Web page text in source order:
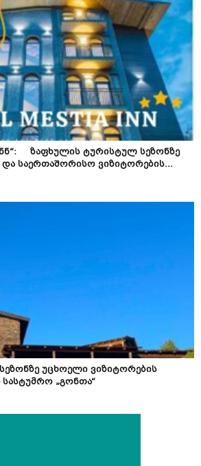
ზაფხულის ტურისტულ სეზონზე
საერთაშორისო ვიზიტორების...
უცხოელი ვიზიტორების
„გონთა“